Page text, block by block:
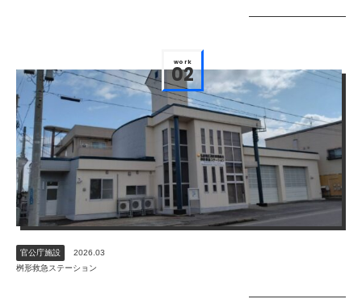
work
02
官公庁施設
2026.03
桝形救急ステーション